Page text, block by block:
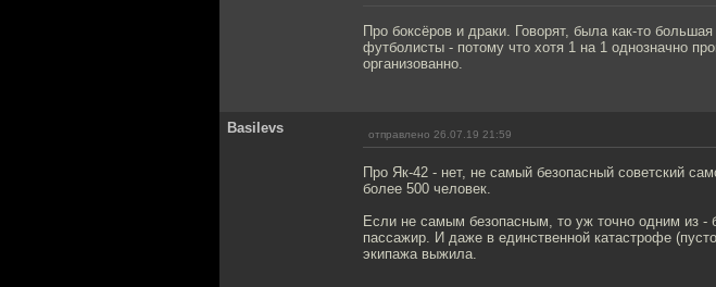
Про боксёров и драки. Говорят, была как-то
футболисты - потому что хотя 1 на 1 однозначно
организованно.
Basilevs отправлено 26.07.19 21:59
Про Як-42 - нет, не самый безопасный советский
более 500 человек.
Если не самым безопасным, то уж точно одним из -
пассажир. И даже в единственной катастрофе
экипажа выжила.